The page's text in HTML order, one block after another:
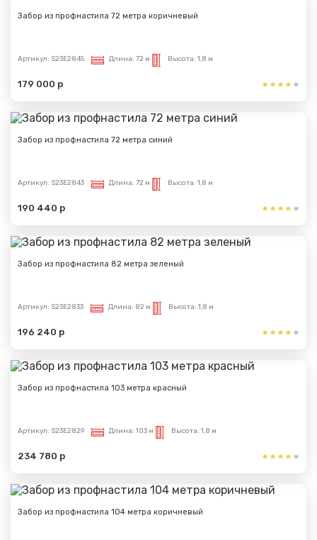
Забор из профнастила 72 метра коричневый
Артикул: S23E2845 Длина: 72 м Высота: 1,8 м
179 000 р
Забор из профнастила 72 метра синий
Артикул: S23E2843 Длина: 72 м Высота: 1,8 м
190 440 р
Забор из профнастила 82 метра зеленый
Артикул: S23E2833 Длина: 82 м Высота: 1,8 м
196 240 р
Забор из профнастила 103 метра красный
Артикул: S23E2829 Длина: 103 м Высота: 1,8 м
234 780 р
Забор из профнастила 104 метра коричневый